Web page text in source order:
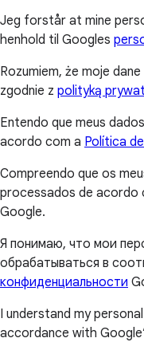
Jeg forstår at mine
henhold til Googles
Rozumiem, że moje
zgodnie z polityką
Entendo que meus
acordo com a Política
Compreendo que os
processados de acordo
Google.
Я понимаю, что мои
обрабатываться в
конфиденциальности
I understand my
accordance with